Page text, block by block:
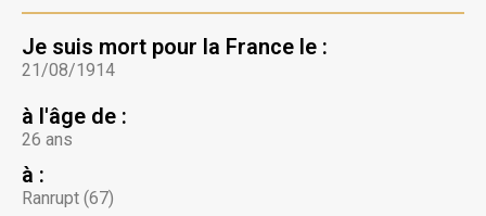
Je suis mort pour la France le :
21/08/1914
à l'âge de :
26 ans
à :
Ranrupt (67)